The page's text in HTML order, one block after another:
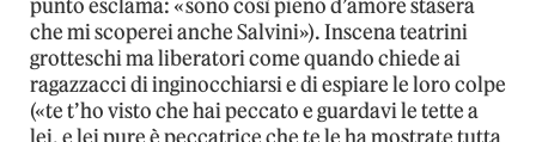
punto esclama: «sono così pieno d’amore stasera
che mi scoperei anche Salvini»). Inscena teatrini
grotteschi ma liberatori come quando chiede ai
ragazzacci di inginocchiarsi e di espiare le loro colpe
(«te t’ho visto che hai peccato e guardavi le tette a